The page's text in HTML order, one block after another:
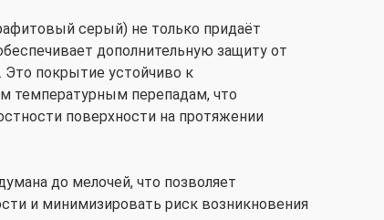
серый) не только придаёт
дополнительную защиту от
покрытие устойчиво к
температурным перепадам, что
поверхности на протяжении
до мелочей, что позволяет
и минимизировать риск возникновения